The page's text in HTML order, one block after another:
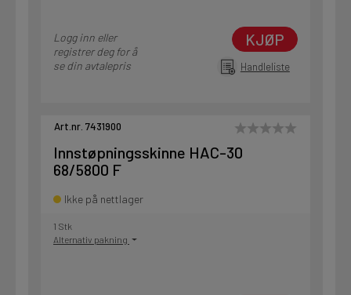
Logg inn eller
registrer deg for å
se din avtalepris
KJØP
Handleliste
Art.nr. 7431900
Innstøpningsskinne HAC-30
68/5800 F
Ikke på nettlager
1 Stk
Alternativ pakning